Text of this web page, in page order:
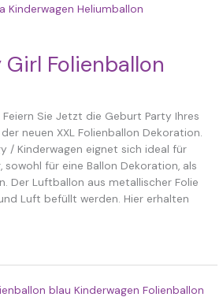
Girl Folienballon
Sie Jetzt die Geburt Party Ihres
neuen XXL Folienballon Dekoration.
/ Kinderwagen eignet sich ideal für
sowohl für eine Ballon Dekoration, als
Der Luftballon aus metallischer Folie
Luft befüllt werden. Hier erhalten